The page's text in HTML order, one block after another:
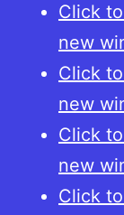
Click
new
Click
new
Click
new
Click